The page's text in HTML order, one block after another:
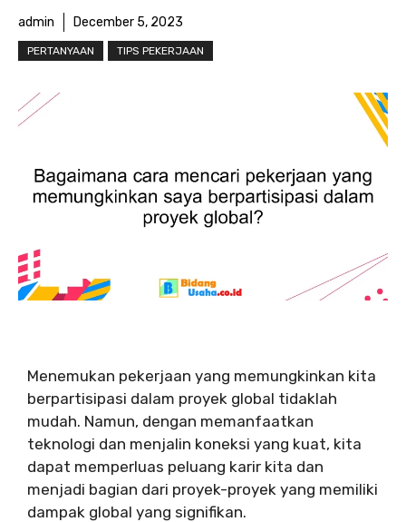
admin December 5, 2023
PERTANYAAN TIPS PEKERJAAN
Menemukan pekerjaan yang memungkinkan kita
berpartisipasi dalam proyek global tidaklah
mudah. Namun, dengan memanfaatkan
teknologi dan menjalin koneksi yang kuat, kita
dapat memperluas peluang karir kita dan
menjadi bagian dari proyek-proyek yang memiliki
dampak global yang signifikan.